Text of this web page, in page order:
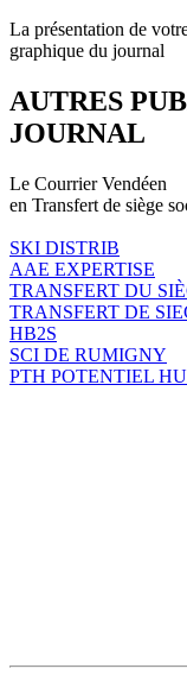
La présentation de
graphique du journal
AUTRES
JOURNAL
Le Courrier Vendéen
en Transfert de siège
SKI DISTRIB
AAE EXPERTISE
TRANSFERT DU
TRANSFERT DE
HB2S
SCI DE RUMIGNY
PTH POTENTIEL